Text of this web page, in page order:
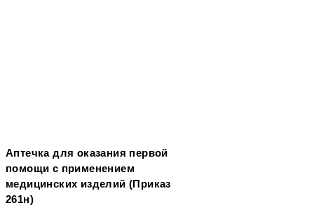
Аптечка для оказания первой
помощи с применением
медицинских изделий (Приказ
261н)